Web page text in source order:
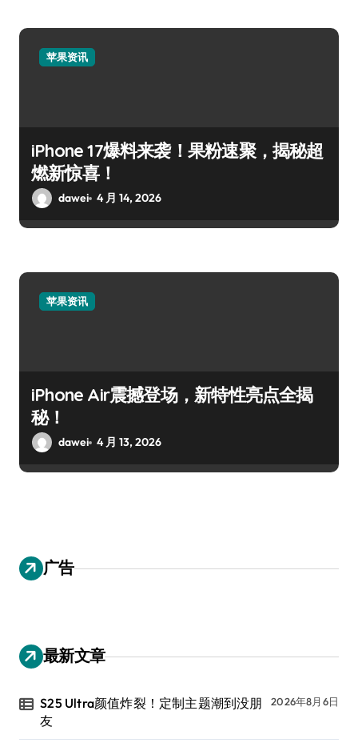
苹果资讯
iPhone 17爆料来袭！果粉速聚，揭秘超
燃新惊喜！
dawei 4 月 14, 2026
苹果资讯
iPhone Air震撼登场，新特性亮点全揭
秘！
dawei 4 月 13, 2026
广告
最新文章
S25 Ultra颜值炸裂！定制主题潮到没朋
友
2026年8月6日